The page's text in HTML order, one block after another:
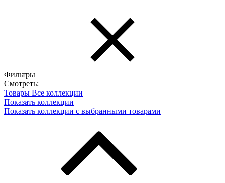
Фильтры
Смотреть:
Товары Все коллекции
Показать коллекции
Показать коллекции с выбранными товарами